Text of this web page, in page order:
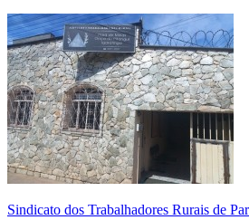
Sindicato dos Trabalhadores Rurais de